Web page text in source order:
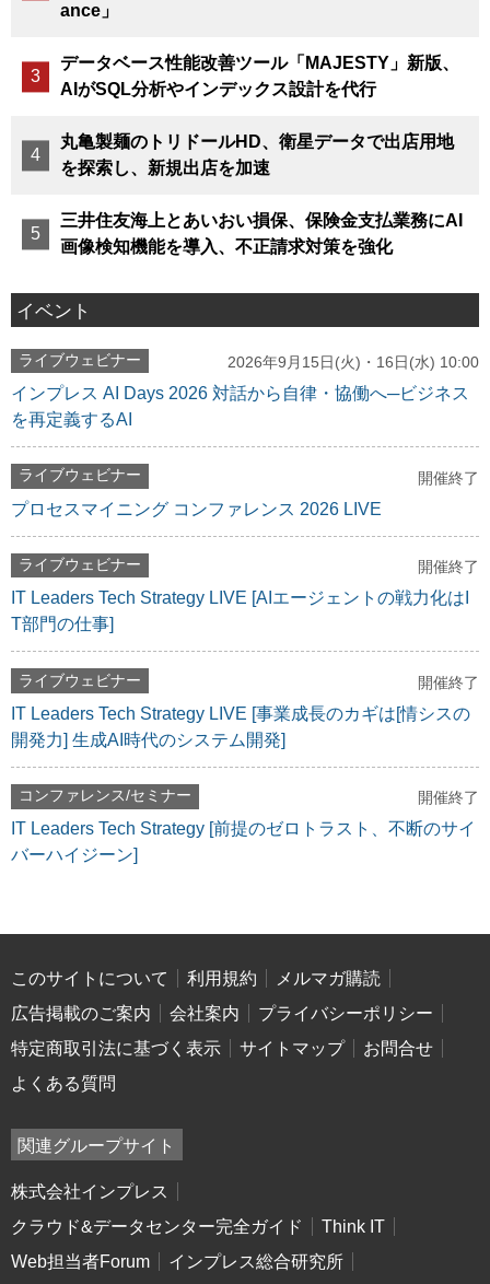
ance」
データベース性能改善ツール「MAJESTY」新版、
AIがSQL分析やインデックス設計を代行
丸亀製麺のトリドールHD、衛星データで出店用地
を探索し、新規出店を加速
三井住友海上とあいおい損保、保険金支払業務にAI
画像検知機能を導入、不正請求対策を強化
イベント
ライブウェビナー 2026年9月15日(火)・16日(水) 10:00
インプレス AI Days 2026 対話から自律・協働へ─ビジネス
を再定義するAI
ライブウェビナー 開催終了
プロセスマイニング コンファレンス 2026 LIVE
ライブウェビナー 開催終了
IT Leaders Tech Strategy LIVE [AIエージェントの戦力化はI
T部門の仕事]
ライブウェビナー 開催終了
IT Leaders Tech Strategy LIVE [事業成長のカギは[情シスの
開発力] 生成AI時代のシステム開発]
コンファレンス/セミナー 開催終了
IT Leaders Tech Strategy [前提のゼロトラスト、不断のサイ
バーハイジーン]
このサイトについて 利用規約
メルマガ購読
広告掲載のご案内
会社案内
プライバシーポリシー
特定商取引法に基づく表示
サイトマップ
お問合せ
よくある質問
関連グループサイト
株式会社インプレス
クラウド&データセンター完全ガイド
Think IT
Web担当者Forum
インプレス総合研究所